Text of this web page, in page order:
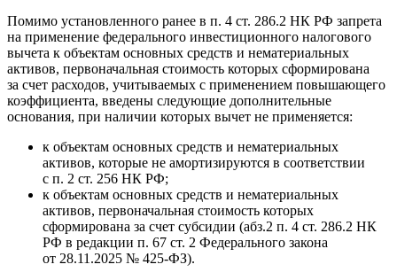
Помимо установленного ранее в п. 4 ст. 286.2 НК РФ запрета
на применение федерального инвестиционного налогового
вычета к объектам основных средств и нематериальных
активов, первоначальная стоимость которых сформирована
за счет расходов, учитываемых с применением повышающего
коэффициента, введены следующие дополнительные
основания, при наличии которых вычет не применяется:
к объектам основных средств и нематериальных
активов, которые не амортизируются в соответствии
с п. 2 ст. 256 НК РФ;
к объектам основных средств и нематериальных
активов, первоначальная стоимость которых
сформирована за счет субсидии (абз.2 п. 4 ст. 286.2 НК
РФ в редакции п. 67 ст. 2 Федерального закона
от 28.11.2025 № 425-ФЗ).